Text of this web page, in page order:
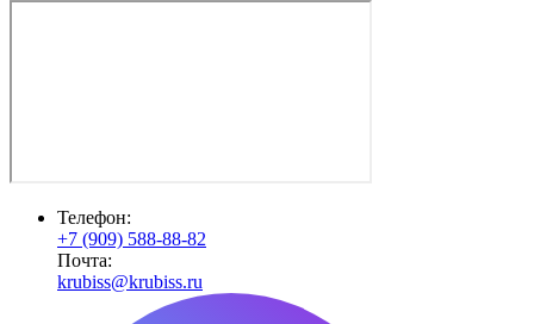
Телефон:
+7 (909) 588-88-82
Почта:
krubiss@krubiss.ru